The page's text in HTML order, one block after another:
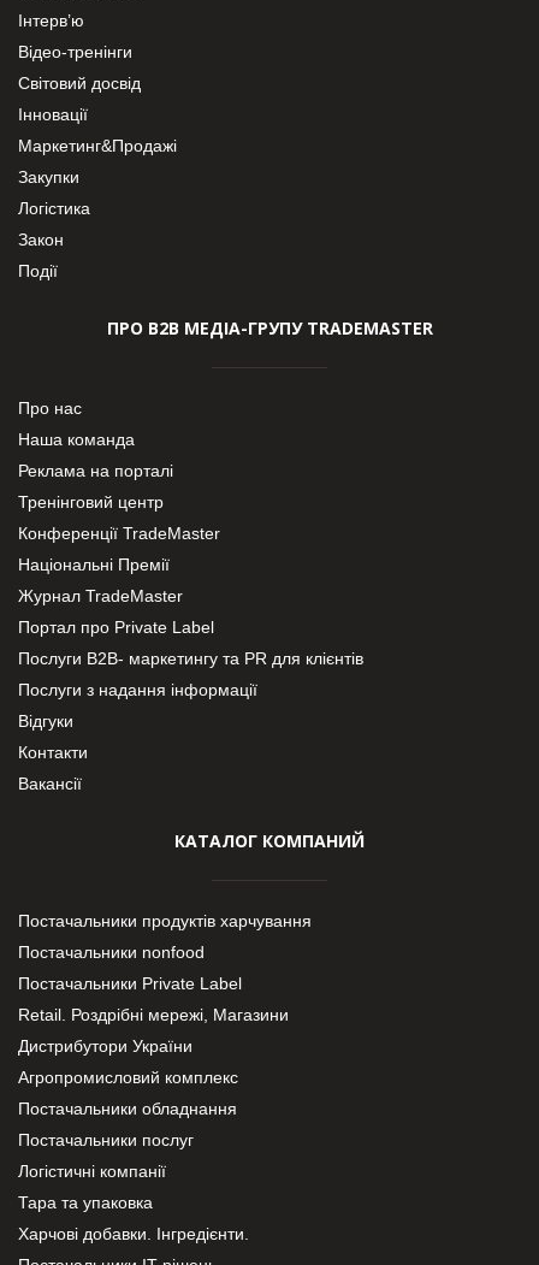
Інтерв’ю
Відео-тренінги
Світовий досвід
Інновації
Маркетинг&Продажі
Закупки
Логістика
Закон
Події
ПРО В2В МЕДІА-ГРУПУ TRADEMASTER
Про нас
Наша команда
Реклама на порталі
Тренінговий центр
Конференції TradeMaster
Національні Премії
Журнал TradeMaster
Портал про Private Label
Послуги В2В- маркетингу та PR для клієнтів
Послуги з надання інформації
Відгуки
Контакти
Вакансії
КАТАЛОГ КОМПАНИЙ
Постачальники продуктів харчування
Постачальники nonfood
Постачальники Private Label
Retail. Роздрібні мережі, Магазини
Дистрибутори України
Агропромисловий комплекс
Постачальники обладнання
Постачальники послуг
Логістичні компанії
Тара та упаковка
Харчові добавки. Інгредієнти.